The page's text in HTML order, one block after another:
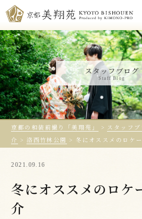
スタッフブログ
Staff Blog
京都の和装前撮り「美翔苑」 > スタッフブ
介 > 洛西竹林公園 > 冬にオススメのロケ
2021.09.16
冬にオススメのロケ
介